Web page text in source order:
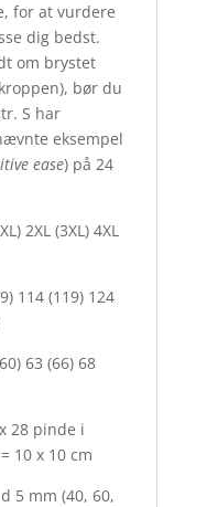
for at vurdere
dig bedst.
om brystet
bør du
S har
eksempel
ease) på 24
2XL (3XL) 4XL
114 (119) 124
63 (66) 68
28 pinde i
10 x 10 cm
5 mm (40, 60,